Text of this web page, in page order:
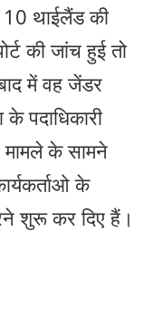
10 थाईलैंड की
की जांच हुई तो
में वह जेंडर
पदाधिकारी
के सामने
के
शुरू कर दिए हैं।